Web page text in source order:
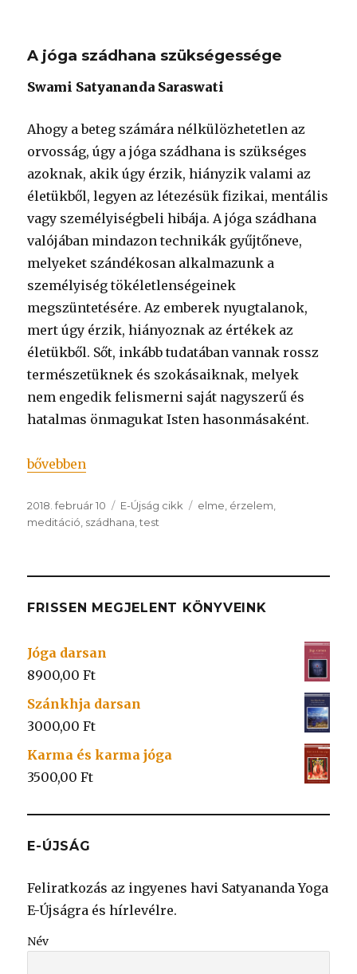
A jóga szádhana szükségessége
Swami Satyananda Saraswati
Ahogy a beteg számára nélkülözhetetlen az
orvosság, úgy a jóga szádhana is szükséges
azoknak, akik úgy érzik, hiányzik valami az
életükből, legyen az létezésük fizikai, mentális
vagy személyiségbeli hibája. A jóga szádhana
valójában mindazon technikák gyűjtőneve,
melyeket szándékosan alkalmazunk a
személyiség tökéletlenségeinek
megszüntetésére. Az emberek nyugtalanok,
mert úgy érzik, hiányoznak az értékek az
életükből. Sőt, inkább tudatában vannak rossz
természetüknek és szokásaiknak, melyek
nem engedik felismerni saját nagyszerű és
hatalmas önmagukat Isten hasonmásaként.
„A jóga szádhana szükségessége”
bővebben
Közzétéve
2018. február 10 Kategória
E-Újság cikk Címke
elme érzelem
meditáció szádhana ,test
FRISSEN MEGJELENT KÖNYVEINK
Jóga darsan
8900,00Ft
Szánkhja darsan
3000,00Ft
Karma és karma jóga
3500,00Ft
E-ÚJSÁG
Feliratkozás az ingyenes havi Satyananda Yoga
E-Újságra és hírlevélre.
Név